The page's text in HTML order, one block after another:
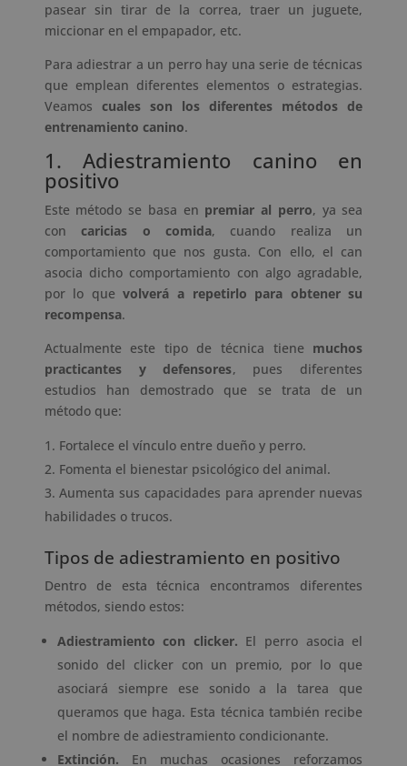
pasear sin tirar de la correa, traer un juguete,
miccionar en el empapador, etc.
Para adiestrar a un perro hay una serie de técnicas
que emplean diferentes elementos o estrategias.
Veamos cuales son los diferentes métodos de
entrenamiento canino.
1. Adiestramiento canino en
positivo
Este método se basa en premiar al perro, ya sea
concaricias o comida, cuando realiza un
comportamiento que nos gusta. Con ello, el can
asocia dicho comportamiento con algo agradable,
por lo quevolverá a repetirlo para obtener su
recompensa.
Actualmente este tipo de técnica tiene muchos
practicantes y defensores, pues diferentes
estudios han demostrado que se trata de un
método que:
Fortalece el vínculo entre dueño y perro.
Fomenta el bienestar psicológico del animal.
Aumenta sus capacidades para aprender nuevas
habilidades o trucos.
Tipos de adiestramiento en positivo
Dentro de esta técnica encontramos diferentes
métodos, siendo estos:
Adiestramiento con clicker. El perro asocia el
sonido del clicker con un premio, por lo que
asociará siempre ese sonido a la tarea que
queramos que haga. Esta técnica también recibe
el nombre de adiestramiento condicionante.
Extinción. En muchas ocasiones reforzamos